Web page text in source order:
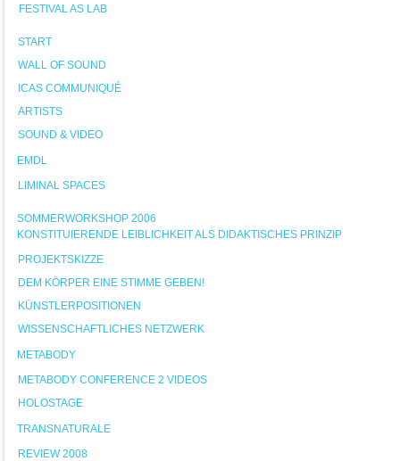
FESTIVAL AS LAB
START
WALL OF SOUND
ICAS COMMUNIQUÉ
ARTISTS
SOUND & VIDEO
EMDL
LIMINAL SPACES
SOMMERWORKSHOP 2006
KONSTITUIERENDE LEIBLICHKEIT ALS DIDAKTISCHES PRINZIP
PROJEKTSKIZZE
DEM KÖRPER EINE STIMME GEBEN!
KÜNSTLERPOSITIONEN
WISSENSCHAFTLICHES NETZWERK
METABODY
METABODY CONFERENCE 2 VIDEOS
HOLOSTAGE
TRANSNATURALE
REVIEW 2008